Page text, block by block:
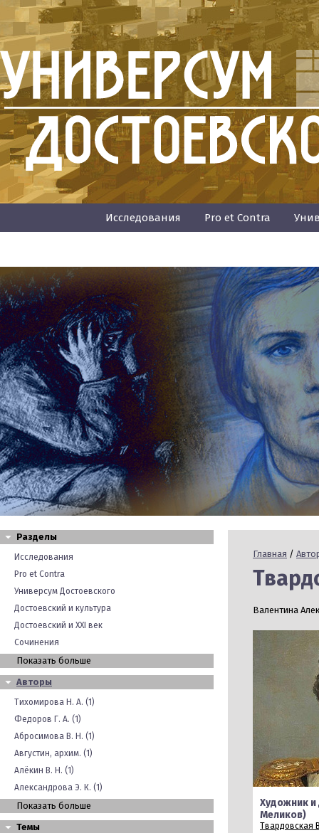
Исследования Pro et Contra
Разделы
Исследования
Pro et Contra
Универсум Достоевского
Достоевский и культура
Достоевский и XXI век
Сочинения
Показать больше
Авторы
Тихомирова Н. А. (1)
Федоров Г. А. (1)
Абросимова В. Н. (1)
Августин, архим. (1)
Алёкин В. Н. (1)
Александрова Э. К. (1)
Показать больше
Темы
Главная /
Валентина
Художник и
Меликов)
Твардовская